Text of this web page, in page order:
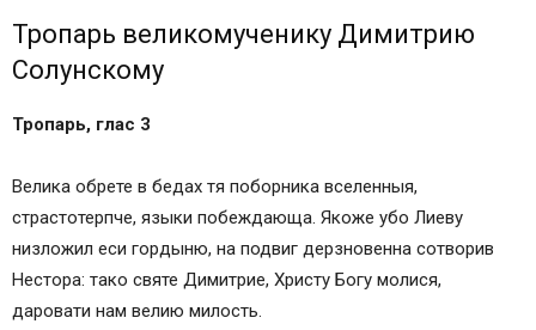
Тропарь великомученику Димитрию
Солунскому
Тропарь, глас 3
Велика обрете в бедах тя поборника вселенныя,
страстотерпче, языки побеждающа. Якоже убо Лиеву
низложил еси гордыню, на подвиг дерзновенна сотворив
Нестора: тако святе Димитрие, Христу Богу молися,
даровати нам велию милость.